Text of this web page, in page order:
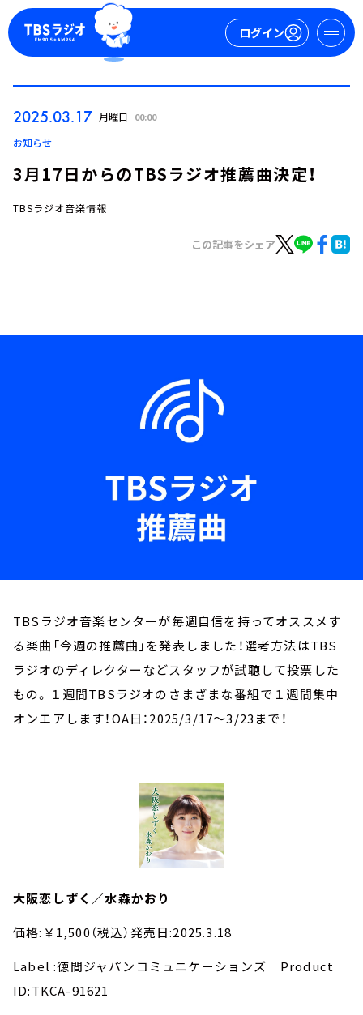
ログイン
トピックス
イベント・グッズ
2025.03.17 月曜日 00:00
お知らせ
3月17日からのTBSラジオ推薦曲決定！
TBSラジオ音楽情報
この記事をシェア
TBSラジオ音楽センターが毎週自信を持ってオススメす
る楽曲「今週の推薦曲」を発表しました！選考方法はTBS
ラジオのディレクターなどスタッフが試聴して投票した
もの。１週間TBSラジオのさまざまな番組で１週間集中
オンエアします！OA日：2025/3/17～3/23まで！
大阪恋しずく／水森かおり
価格:￥1,500（税込）発売日:2025.3.18
Label :徳間ジャパンコミュニケーションズ Product
ID:TKCA-91621